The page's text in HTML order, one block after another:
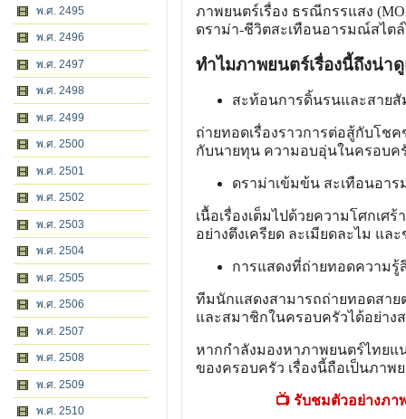
พ.ศ. 2495
พ.ศ. 2496
พ.ศ. 2497
พ.ศ. 2498
พ.ศ. 2499
พ.ศ. 2500
พ.ศ. 2501
พ.ศ. 2502
พ.ศ. 2503
พ.ศ. 2504
พ.ศ. 2505
พ.ศ. 2506
พ.ศ. 2507
พ.ศ. 2508
พ.ศ. 2509
พ.ศ. 2510
ภาพยนตร์เรื่อง ธรณีกรรแสง
ดราม่า-ชีวิตสะเทือนอารมณ์สไต
ทำไมภาพยนตร์เรื่องนี้ถึงน่า
สะท้อนการดิ้นรนและสาย
ถ่ายทอดเรื่องราวการต่อสู้กับโช
กับนายทุน ความอบอุ่นในครอบค
ดราม่าเข้มข้น สะเทือนอา
เนื้อเรื่องเต็มไปด้วยความโศกเ
อย่างตึงเครียด ละเมียดละไม แล
การแสดงที่ถ่ายทอดความรู้
ทีมนักแสดงสามารถถ่ายทอดสา
และสมาชิกในครอบครัวได้อย่า
หากกำลังมองหาภาพยนตร์ไทย
ของครอบครัว เรื่องนี้ถือเป็นภา
📺 รับชมตัวอย่างภา